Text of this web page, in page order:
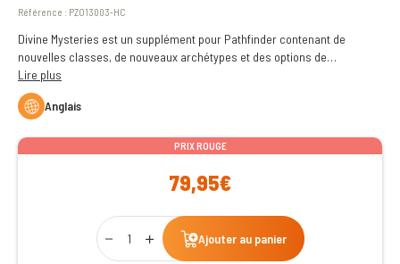
Référence : PZO13003-HC
Divine Mysteries est un supplément pour Pathfinder contenant de
nouvelles classes, de nouveaux archétypes et des options de
personnages.
Lire plus
Anglais
PRIX ROUGE
79,95€
Qty
Ajouter au panier